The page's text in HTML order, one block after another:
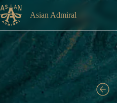
Asian Admiral